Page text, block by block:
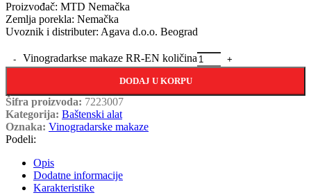
Proizvođač: MTD Nemačka
Zemlja porekla: Nemačka
Uvoznik i distributer: Agava d.o.o. Beograd
Vinogradarkse makaze RR-EN količina
DODAJ U KORPU
Šifra proizvoda: 7223007
Kategorija: Baštenski alat
Oznaka: Vinogradarske makaze
Podeli:
Opis
Dodatne informacije
Karakteristike